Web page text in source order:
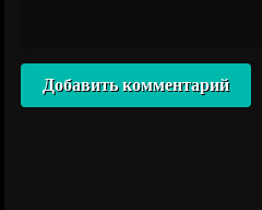
Добавить комментарий